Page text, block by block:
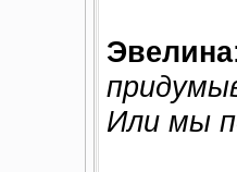
Эвелина
Или мы